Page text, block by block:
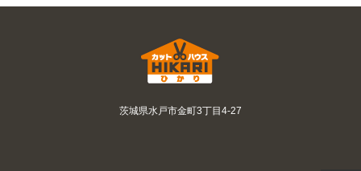
茨城県水戸市金町3丁目4-27